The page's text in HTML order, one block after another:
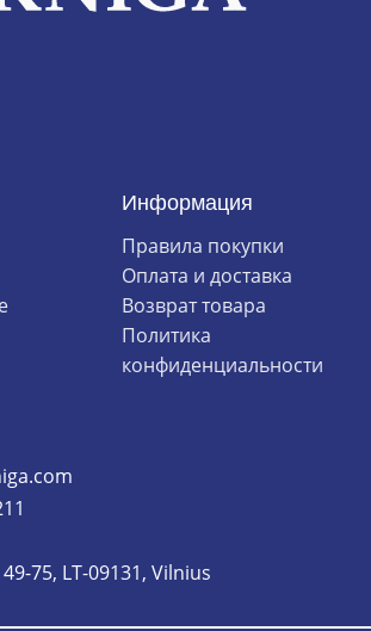
Информация
Правила покупки
Оплата и доставка
Возврат товара
Политика
конфиденциальности
75, LT-09131, Vilnius